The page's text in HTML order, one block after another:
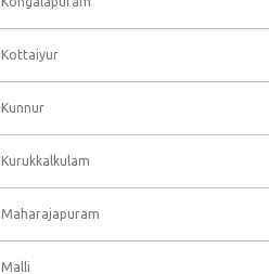
Kottaiyur
Kunnur
Kurukkalkulam
Maharajapuram
Malli